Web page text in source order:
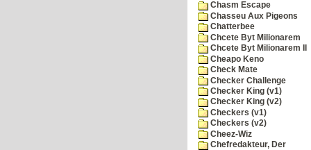
Chasm Escape
Chasseu Aux Pigeons
Chatterbee
Chcete Byt Milionarem
Chcete Byt Milionarem II
Cheapo Keno
Check Mate
Checker Challenge
Checker King (v1)
Checker King (v2)
Checkers (v1)
Checkers (v2)
Cheez-Wiz
Chefredakteur, Der